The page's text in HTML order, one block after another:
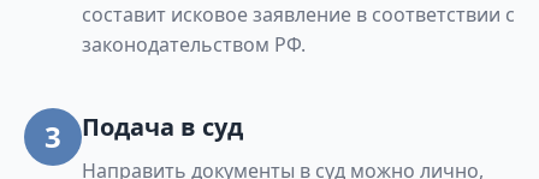
составит исковое заявление в соответствии с
законодательством РФ.
3 Подача в суд
Направить документы в суд можно лично,